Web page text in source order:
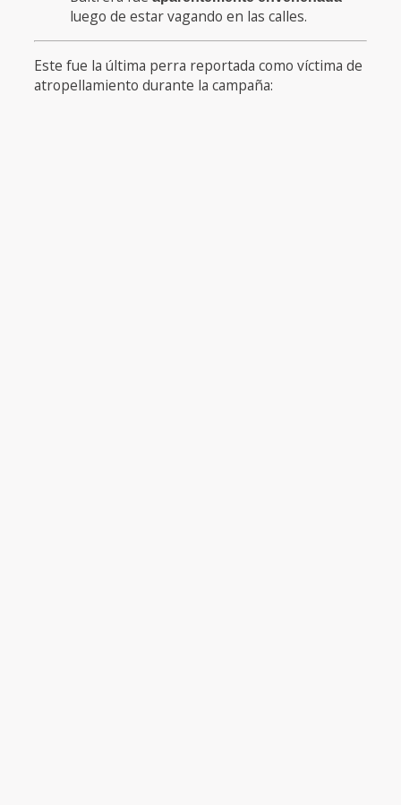
luego de estar vagando en las calles.
Este fue la última perra reportada como víctima de
atropellamiento durante la campaña: